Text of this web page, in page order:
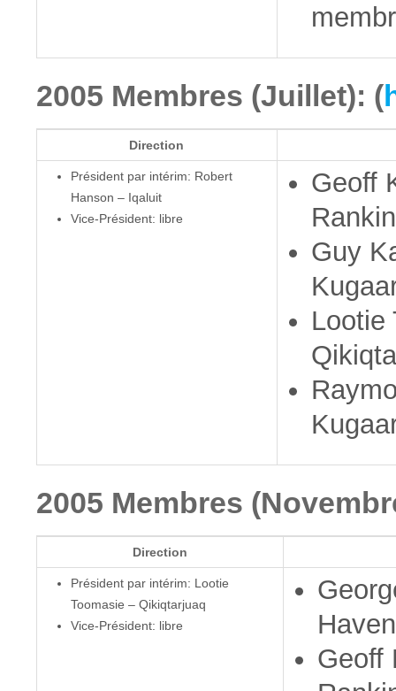
2005 Membres (Juillet): (
Direction
Président par intérim: Robert
Hanson – Iqaluit
Vice-Président: libre
Geoff
Guy
Lootie
2005 Membres
Direction
Président par intérim: Lootie
Toomasie – Qikiqtarjuaq
Vice-Président: libre
Haven
Geoff